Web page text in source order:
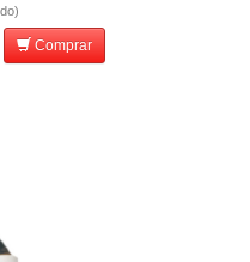
Comprar